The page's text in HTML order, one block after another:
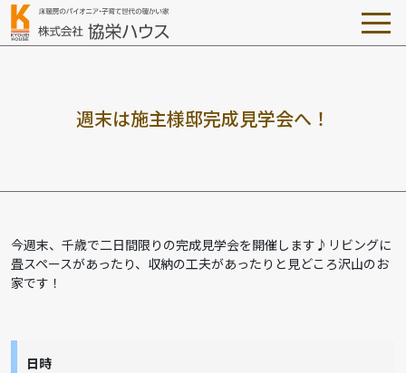
週末は施主様邸完成見学会へ ！
今週末、千歳で二日間限りの完成見学会を開催します♪リビングに
畳スペースがあったり、収納の工夫があったりと見どころ沢山のお
家です！
日時